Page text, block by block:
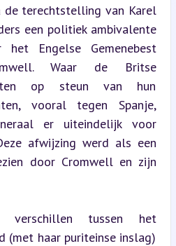
de terechtstelling van Karel
een politiek ambivalente
Engelse Gemenebest
Waar de Britse
op steun van hun
vooral tegen Spanje,
er uiteindelijk voor
afwijzing werd als een
door Cromwell en zijn
verschillen tussen het
(met haar puriteinse inslag)